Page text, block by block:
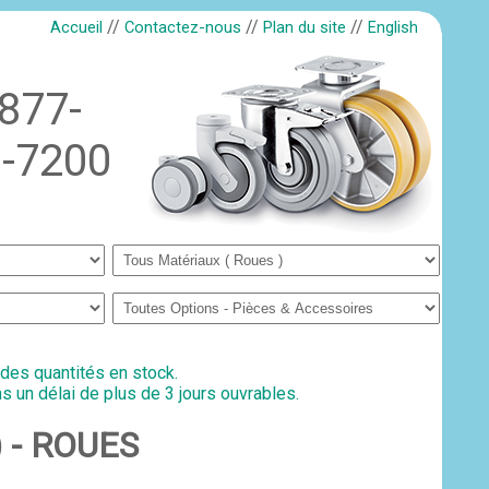
Accueil // Contactez-nous // Plan du site // English
7200
quantités en stock.
un délai de plus de 3 jours ouvrables.
ROUES